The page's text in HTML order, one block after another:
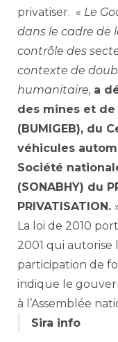
privatiser. « Le
dans le cadre de
contrôle des
contexte de
humanitaire, a
des mines et
(BUMIGEB), du
véhicules
Société
(SONABHY) du
PRIVATISATION.
La loi de 2010
2001 qui autorise
participation de
indique le
à l’Assemblée
Sira info